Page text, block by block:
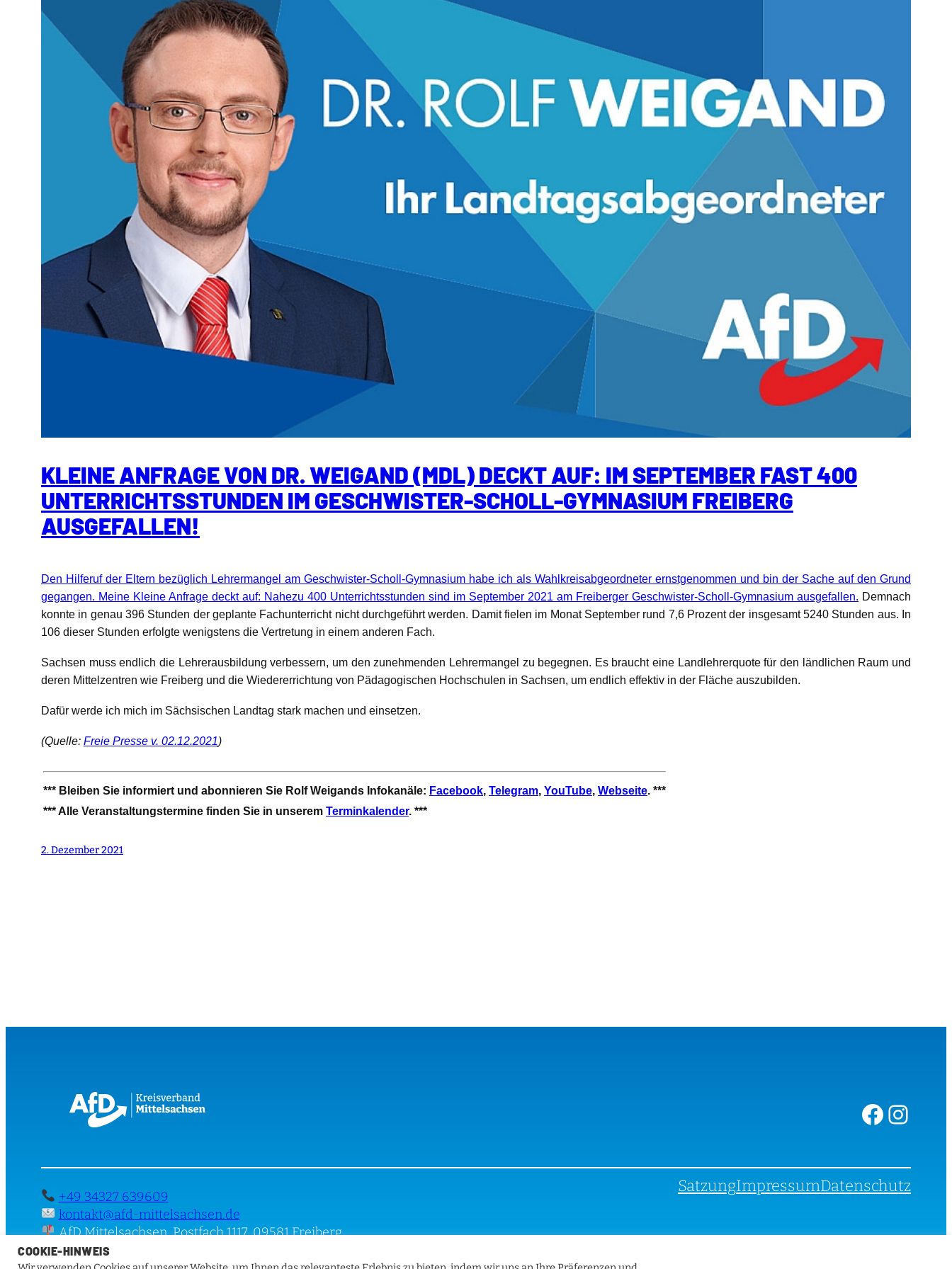
KLEINE ANFRAGE VON DR. WEIGAND (MDL) DECKT AUF: IM SEPTEMBER FAST 400
UNTERRICHTSSTUNDEN IM GESCHWISTER-SCHOLL-GYMNASIUM FREIBERG
AUSGEFALLEN!
Den Hilferuf der Eltern bezüglich Lehrermangel am Geschwister-Scholl-Gymnasium habe ich als Wahlkreisabgeordneter ernstgenommen und bin der Sache auf den Grund
gegangen. Meine Kleine Anfrage deckt auf: Nahezu 400 Unterrichtsstunden sind im September 2021 am Freiberger Geschwister-Scholl-Gymnasium ausgefallen. Demnach
konnte in genau 396 Stunden der geplante Fachunterricht nicht durchgeführt werden. Damit fielen im Monat September rund 7,6 Prozent der insgesamt 5240 Stunden aus. In
106 dieser Stunden erfolgte wenigstens die Vertretung in einem anderen Fach.
Sachsen muss endlich die Lehrerausbildung verbessern, um den zunehmenden Lehrermangel zu begegnen. Es braucht eine Landlehrerquote für den ländlichen Raum und
deren Mittelzentren wie Freiberg und die Wiedererrichtung von Pädagogischen Hochschulen in Sachsen, um endlich effektiv in der Fläche auszubilden.
Dafür werde ich mich im Sächsischen Landtag stark machen und einsetzen.
(Quelle: Freie Presse v. 02.12.2021)
*** Bleiben Sie informiert und abonnieren Sie Rolf Weigands Infokanäle: Facebook, Telegram, YouTube, Webseite. ***
*** Alle Veranstaltungstermine finden Sie in unserem Terminkalender. ***
2. Dezember 2021
Facebook Instagram
+49 34327 639609
kontakt@afd-mittelsachsen.de
AfD Mittelsachsen, Postfach 1117, 09581 Freiberg
SatzungImpressumDatenschutz
COOKIE-HINWEIS